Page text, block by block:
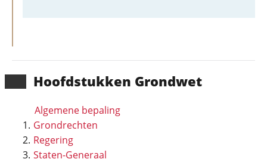
Hoofd­stukken Grondwet
Algemene bepaling
Grondrechten
Regering
Staten-Generaal